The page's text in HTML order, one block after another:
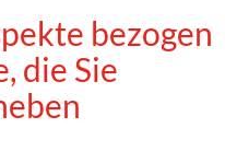
bezogen
die Sie